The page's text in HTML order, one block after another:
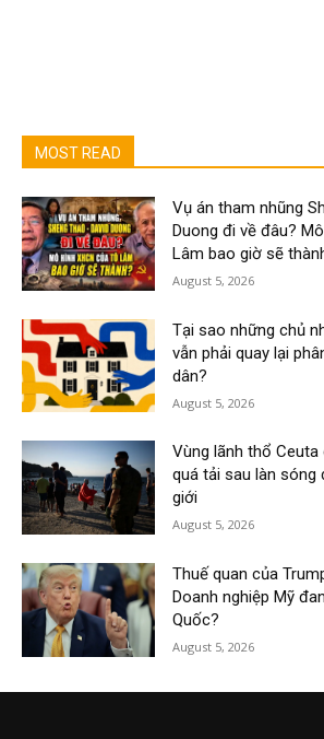
MOST READ
Vụ án tham nhũng
Duong đi về đâu?
Lâm bao giờ sẽ
August 5, 2026
Tại sao những chủ
vẫn phải quay lại
dân?
August 5, 2026
Vùng lãnh thổ Ceuta
quá tải sau làn sóng
giới
August 5, 2026
Thuế quan của
Doanh nghiệp Mỹ
Quốc?
August 5, 2026